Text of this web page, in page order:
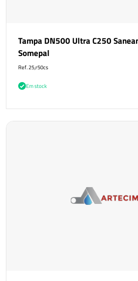
Tampa DN500 Ultra C250
Somepal
Ref. 25,r50cs
Em stock